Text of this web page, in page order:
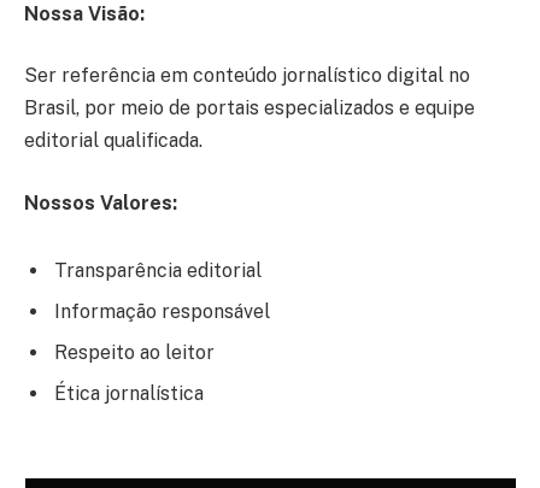
Nossa Visão:
Ser referência em conteúdo jornalístico digital no
Brasil, por meio de portais especializados e equipe
editorial qualificada.
Nossos Valores:
Transparência editorial
Informação responsável
Respeito ao leitor
Ética jornalística